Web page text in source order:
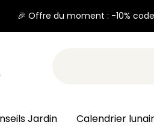
🎉 Offre du moment : -10% code
Recherche,
Jardin Calendrier